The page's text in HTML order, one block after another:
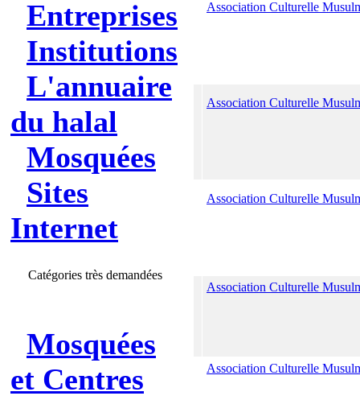
Entreprises
Institutions
L'annuaire
du halal
Mosquées
Sites
Internet
Catégories très demandées
Mosquées
et Centres
Association Culturelle
Association Culturelle
Association Culturelle
Association Culturelle
Association Culturelle